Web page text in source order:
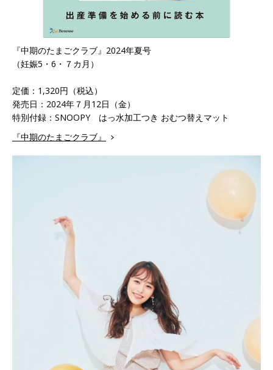
『中期のたまごクラブ』2024年夏号
（妊娠5・6・７カ月）
定価：1,320円（税込）
発売日：2024年７月12日（金）
特別付録：SNOOPY はっ水加工つき おむつ替えマット
『中期のたまごクラブ』